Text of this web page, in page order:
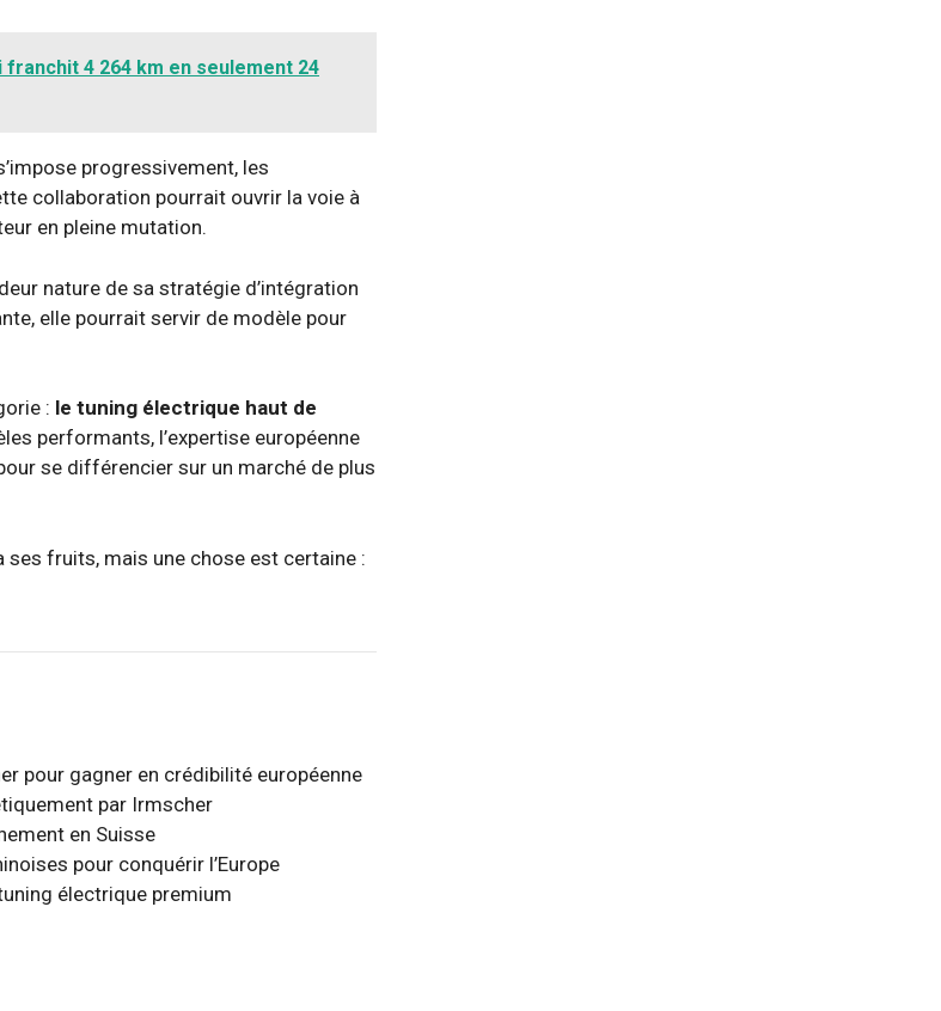
4 264 km en seulement 24
progressivement, les
collaboration pourrait ouvrir la voie à
en pleine mutation.
nature de sa stratégie d’intégration
elle pourrait servir de modèle pour
: le tuning électrique haut de
performants, l’expertise européenne
se différencier sur un marché de plus
ses fruits, mais une chose est certaine :
pour gagner en crédibilité européenne
par Irmscher
en Suisse
pour conquérir l’Europe
électrique premium